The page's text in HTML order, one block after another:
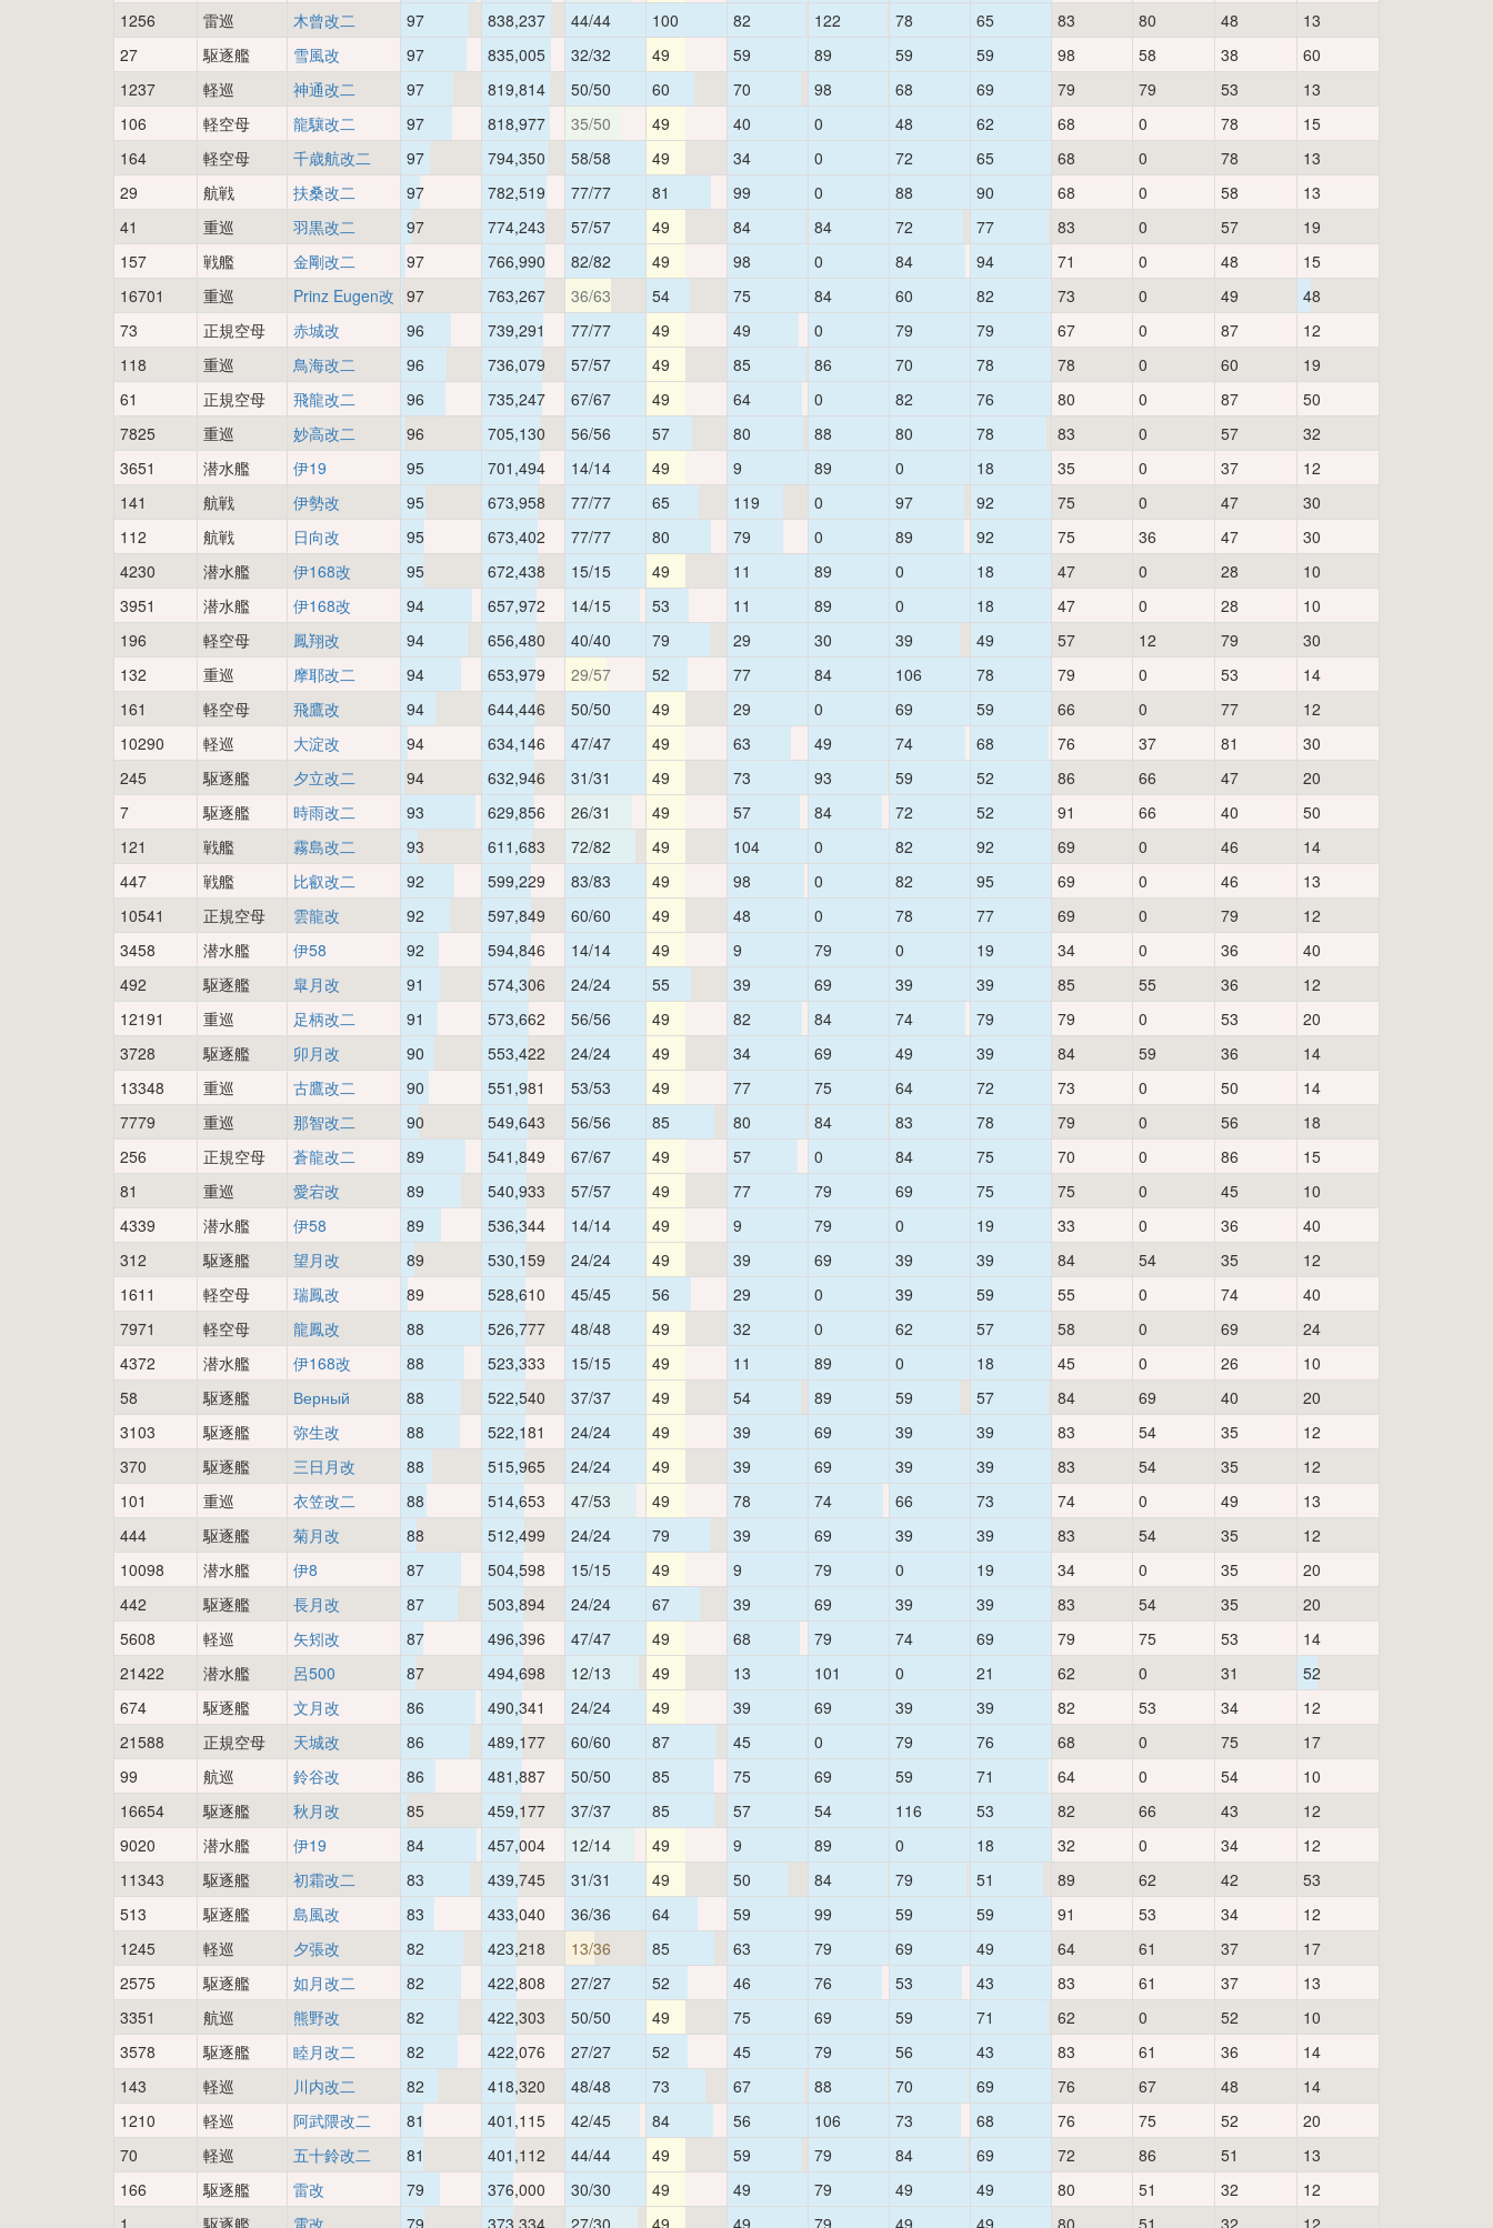
1256
雷巡 木曾改二 97 838,237 44/44 100 82 122 78 65 83 80 48
13
27
駆逐艦 雪風改 97 835,005 32/32 49 59 89 59 59 98 58 38
60
1237
軽巡 神通改二 97 819,814 50/50 60 70 98 68 69 79 79 53
13
106
軽空母 龍驤改二 97 818,977 35/50 49 40 0 48 62 68 0 78
15
164
軽空母 千歳航改二 97 794,350 58/58 49 34 0 72 65 68 0 78
13
29
航戦 扶桑改二 97 782,519 77/77 81 99 0 88 90 68 0 58
13
41
重巡 羽黒改二 97 774,243 57/57 49 84 84 72 77 83 0 57
19
157
戦艦 金剛改二 97 766,990 82/82 49 98 0 84 94 71 0 48
15
16701
重巡 Prinz Eugen改 97 763,267 36/63 54 75 84 60 82 73 0 49
48
73
正規空母 赤城改 96 739,291 77/77 49 49 0 79 79 67 0 87
12
118
重巡 鳥海改二 96 736,079 57/57 49 85 86 70 78 78 0 60
19
61
正規空母 飛龍改二 96 735,247 67/67 49 64 0 82 76 80 0 87
50
7825
重巡 妙高改二 96 705,130 56/56 57 80 88 80 78 83 0 57
32
3651
潜水艦 伊19 95 701,494 14/14 49 9 89 0 18 35 0 37
12
141
航戦 伊勢改 95 673,958 77/77 65 119 0 97 92 75 0 47
30
112
航戦 日向改 95 673,402 77/77 80 79 0 89 92 75 36 47
30
4230
潜水艦 伊168改 95 672,438 15/15 49 11 89 0 18 47 0 28
10
3951
潜水艦 伊168改 94 657,972 14/15 53 11 89 0 18 47 0 28
10
196
軽空母 鳳翔改 94 656,480 40/40 79 29 30 39 49 57 12 79
30
132
重巡 摩耶改二 94 653,979 29/57 52 77 84 106 78 79 0 53
14
161
軽空母 飛鷹改 94 644,446 50/50 49 29 0 69 59 66 0 77
12
10290
軽巡 大淀改 94 634,146 47/47 49 63 49 74 68 76 37 81
30
245
駆逐艦 夕立改二 94 632,946 31/31 49 73 93 59 52 86 66 47
20
7
駆逐艦 時雨改二 93 629,856 26/31 49 57 84 72 52 91 66 40
50
121
戦艦 霧島改二 93 611,683 72/82 49 104 0 82 92 69 0 46
14
447
戦艦 比叡改二 92 599,229 83/83 49 98 0 82 95 69 0 46
13
10541
正規空母 雲龍改 92 597,849 60/60 49 48 0 78 77 69 0 79
12
3458
潜水艦 伊58 92 594,846 14/14 49 9 79 0 19 34 0 36
40
492
駆逐艦 皐月改 91 574,306 24/24 55 39 69 39 39 85 55 36
12
12191
重巡 足柄改二 91 573,662 56/56 49 82 84 74 79 79 0 53
20
3728
駆逐艦 卯月改 90 553,422 24/24 49 34 69 49 39 84 59 36
14
13348
重巡 古鷹改二 90 551,981 53/53 49 77 75 64 72 73 0 50
14
7779
重巡 那智改二 90 549,643 56/56 85 80 84 83 78 79 0 56
18
256
正規空母 蒼龍改二 89 541,849 67/67 49 57 0 84 75 70 0 86
15
81
重巡 愛宕改 89 540,933 57/57 49 77 79 69 75 75 0 45
10
4339
潜水艦 伊58 89 536,344 14/14 49 9 79 0 19 33 0 36
40
312
駆逐艦 望月改 89 530,159 24/24 49 39 69 39 39 84 54 35
12
1611
軽空母 瑞鳳改 89 528,610 45/45 56 29 0 39 59 55 0 74
40
7971
軽空母 龍鳳改 88 526,777 48/48 49 32 0 62 57 58 0 69
24
4372
潜水艦 伊168改 88 523,333 15/15 49 11 89 0 18 45 0 26
10
58
駆逐艦 Верный 88 522,540 37/37 49 54 89 59 57 84 69 40
20
3103
駆逐艦 弥生改 88 522,181 24/24 49 39 69 39 39 83 54 35
12
370
駆逐艦 三日月改 88 515,965 24/24 49 39 69 39 39 83 54 35
12
101
重巡 衣笠改二 88 514,653 47/53 49 78 74 66 73 74 0 49
13
444
駆逐艦 菊月改 88 512,499 24/24 79 39 69 39 39 83 54 35
12
10098
潜水艦 伊8 87 504,598 15/15 49 9 79 0 19 34 0 35
20
442
駆逐艦 長月改 87 503,894 24/24 67 39 69 39 39 83 54 35
20
5608
軽巡 矢矧改 87 496,396 47/47 49 68 79 74 69 79 75 53
14
21422
潜水艦 呂500 87 494,698 12/13 49 13 101 0 21 62 0 31
52
674
駆逐艦 文月改 86 490,341 24/24 49 39 69 39 39 82 53 34
12
21588
正規空母 天城改 86 489,177 60/60 87 45 0 79 76 68 0 75
17
99
航巡 鈴谷改 86 481,887 50/50 85 75 69 59 71 64 0 54
10
16654
駆逐艦 秋月改 85 459,177 37/37 85 57 54 116 53 82 66 43
12
9020
潜水艦 伊19 84 457,004 12/14 49 9 89 0 18 32 0 34
12
11343
駆逐艦 初霜改二 83 439,745 31/31 49 50 84 79 51 89 62 42
53
513
駆逐艦 島風改 83 433,040 36/36 64 59 99 59 59 91 53 34
12
1245
軽巡 夕張改 82 423,218 13/36 85 63 79 69 49 64 61 37
17
2575
駆逐艦 如月改二 82 422,808 27/27 52 46 76 53 43 83 61 37
13
3351
航巡 熊野改 82 422,303 50/50 49 75 69 59 71 62 0 52
10
3578
駆逐艦 睦月改二 82 422,076 27/27 52 45 79 56 43 83 61 36
14
143
軽巡 川内改二 82 418,320 48/48 73 67 88 70 69 76 67 48
14
1210
軽巡 阿武隈改二 81 401,115 42/45 84 56 106 73 68 76 75 52
20
70
軽巡 五十鈴改二 81 401,112 44/44 49 59 79 84 69 72 86 51
13
166
駆逐艦 雷改 79 376,000 30/30 49 49 79 49 49 80 51 32
12
1
駆逐艦 電改 79 373,334 27/30 49 49 79 49 49 80 51 32 12